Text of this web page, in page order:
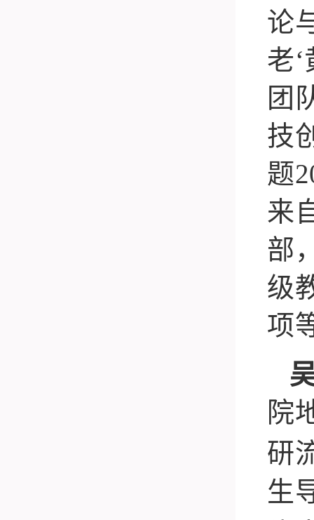
论
老‘
团
技
题
来
部
级
项
院
研
生